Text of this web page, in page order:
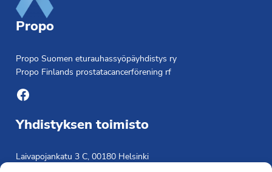
Propo
Propo Suomen eturauhassyöpäyhdistys ry
Propo Finlands prostatacancerförening rf
Facebook
Yhdistyksen toimisto
Laivapojankatu 3 C, 00180 Helsinki